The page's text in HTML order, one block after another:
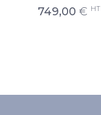
749,00 € HT